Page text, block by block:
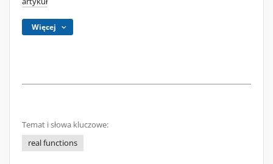
Więcej
Temat i słowa kluczowe:
real functions